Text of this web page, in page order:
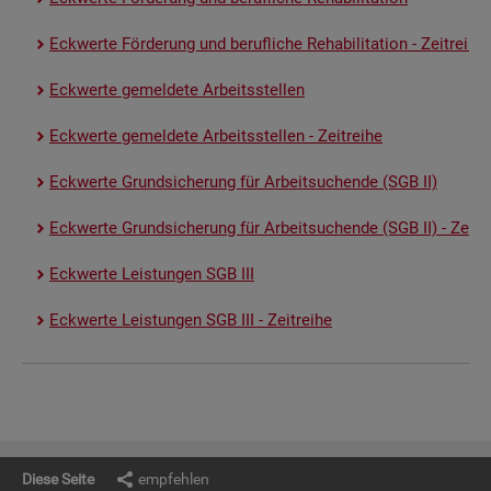
Eck­wer­te För­de­rung und be­ruf­li­che Re­ha­bi­li­ta­ti­on - Zeit­rei­he
Eck­wer­te ge­mel­de­te Ar­beits­stel­len
Eck­wer­te ge­mel­de­te Ar­beits­stel­len - Zeit­rei­he
Eck­wer­te Grund­si­che­rung für Ar­beit­su­chen­de (SGB II)
Eck­wer­te Grund­si­che­rung für Ar­beit­su­chen­de (SGB II) -
Eck­wer­te Leis­tun­gen SGB III
Eck­wer­te Leis­tun­gen SGB III - Zeit­rei­he
Diese Seite empfehlen